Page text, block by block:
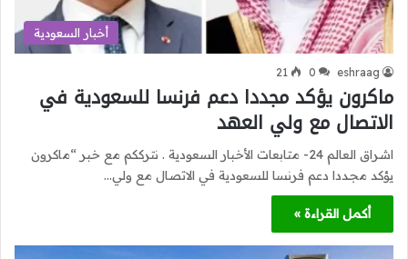
أخبار السعودية
eshraag
0
21
ماكرون يؤكد مجددا دعم فرنسا للسعودية في
الاتصال مع ولي العهد
اشراق العالم 24- متابعات الأخبار السعودية . نترككم مع خبر “ماكرون
يؤكد مجددا دعم فرنسا للسعودية في الاتصال مع ولي…
أكمل القراءة »